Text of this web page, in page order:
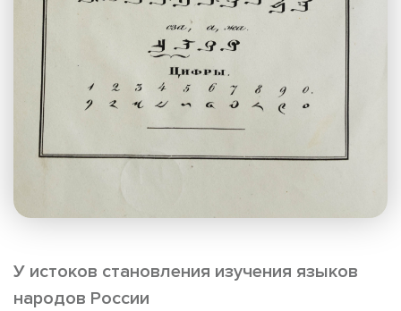
У истоков становления изучения языков
народов России